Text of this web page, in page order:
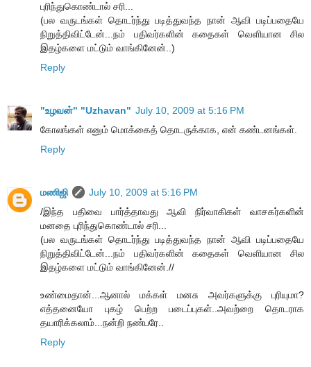
புரிந்துகொண்டால் சரி...
(பல வருடங்கள் தொடர்ந்து படித்துவந்த நான் ஆவி படிப்பதையே
நிறுத்திவிட்டேன்...நம் பதிவர்களின் கதைகள் வெளியான சில
இதழ்களை மட்டும் வாங்கினேன்..)
Reply
"உழவன்" "Uzhavan" July 10, 2009 at 5:16 PM
கோலங்கள் எனும் மொக்கைத் தொடருக்காக, என் கண்டனங்கள்.
Reply
மணிஜி
July 10, 2009 at 5:16 PM
/இந்த பதிவை பார்த்தாவது ஆவி நிர்வாகிகள் வாசகர்களின்
மனதை புரிந்துகொண்டால் சரி...
(பல வருடங்கள் தொடர்ந்து படித்துவந்த நான் ஆவி படிப்பதையே
நிறுத்திவிட்டேன்...நம் பதிவர்களின் கதைகள் வெளியான சில
இதழ்களை மட்டும் வாங்கினேன்.//
உண்மைதான்...ஆனால் மக்கள் மனசு அவர்களுக்கு புரியுமா?
எத்தனையோ புகழ் பெற்ற படைப்புகள்..அவற்றை தொடராக
தயாரிக்கலாம்...நன்றி நண்பரே..
Reply